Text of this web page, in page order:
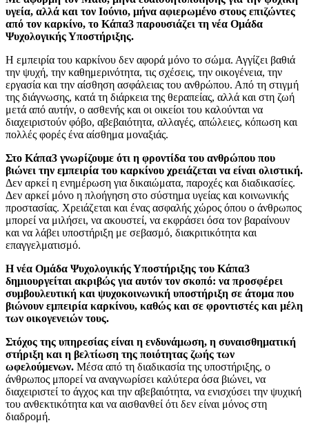
υγεία, αλλά και τον Ιούνιο, μήνα αφιερωμένο στους επιζώντες
από τον καρκίνο, το Κάπα3 παρουσιάζει τη νέα Ομάδα
Ψυχολογικής Υποστήριξης.
Η εμπειρία του καρκίνου δεν αφορά μόνο το σώμα. Αγγίζει βαθιά
την ψυχή, την καθημερινότητα, τις σχέσεις, την οικογένεια, την
εργασία και την αίσθηση ασφάλειας του ανθρώπου. Από τη στιγμή
της διάγνωσης, κατά τη διάρκεια της θεραπείας, αλλά και στη ζωή
μετά από αυτήν, ο ασθενής και οι οικείοι του καλούνται να
διαχειριστούν φόβο, αβεβαιότητα, αλλαγές, απώλειες, κόπωση και
πολλές φορές ένα αίσθημα μοναξιάς.
Στο Κάπα3 γνωρίζουμε ότι η φροντίδα του ανθρώπου που
βιώνει την εμπειρία του καρκίνου χρειάζεται να είναι ολιστική.
Δεν αρκεί η ενημέρωση για δικαιώματα, παροχές και διαδικασίες.
Δεν αρκεί μόνο η πλοήγηση στο σύστημα υγείας και κοινωνικής
προστασίας. Χρειάζεται και ένας ασφαλής χώρος όπου ο άνθρωπος
μπορεί να μιλήσει, να ακουστεί, να εκφράσει όσα τον βαραίνουν
και να λάβει υποστήριξη με σεβασμό, διακριτικότητα και
επαγγελματισμό.
Η νέα Ομάδα Ψυχολογικής Υποστήριξης του Κάπα3
δημιουργείται ακριβώς για αυτόν τον σκοπό: να προσφέρει
συμβουλευτική και ψυχοκοινωνική υποστήριξη σε άτομα που
βιώνουν εμπειρία καρκίνου, καθώς και σε φροντιστές και μέλη
των οικογενειών τους.
Στόχος της υπηρεσίας είναι η ενδυνάμωση, η συναισθηματική
στήριξη και η βελτίωση της ποιότητας ζωής των
ωφελούμενων. Μέσα από τη διαδικασία της υποστήριξης, ο
άνθρωπος μπορεί να αναγνωρίσει καλύτερα όσα βιώνει, να
διαχειριστεί το άγχος και την αβεβαιότητα, να ενισχύσει την ψυχική
του ανθεκτικότητα και να αισθανθεί ότι δεν είναι μόνος στη
διαδρομή.